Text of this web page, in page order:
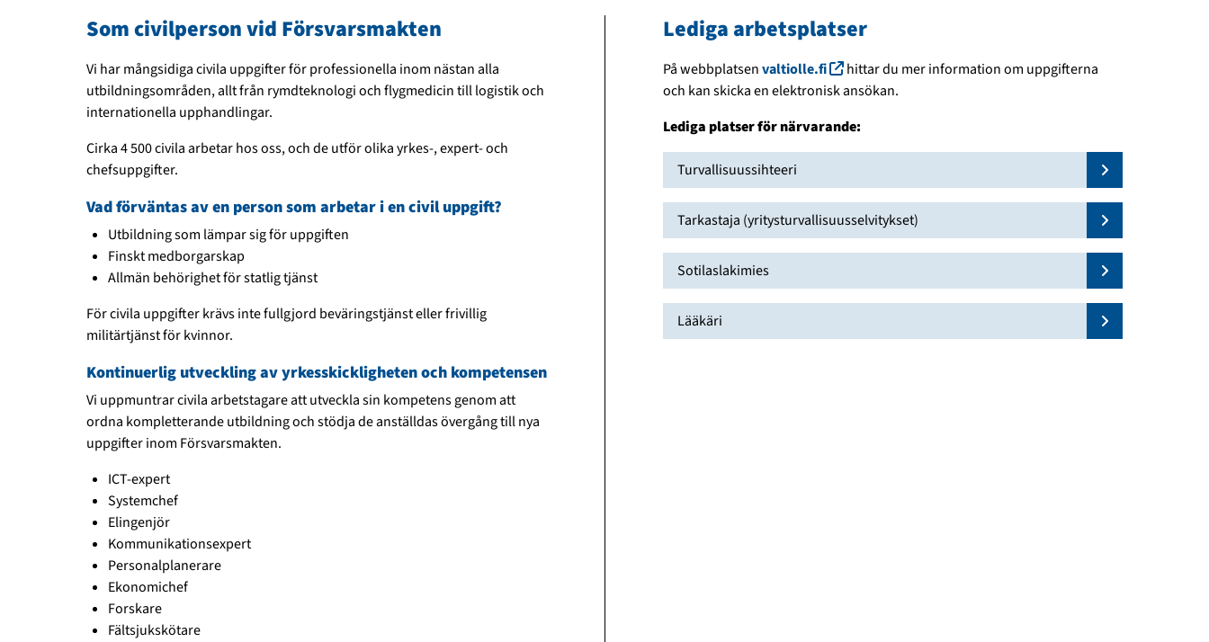
Som civilperson vid Försvarsmakten
Vi har mångsidiga civila uppgifter för professionella inom nästan alla
utbildningsområden, allt från rymdteknologi och flygmedicin till logistik och
internationella upphandlingar.
Cirka 4 500 civila arbetar hos oss, och de utför olika yrkes-, expert- och
chefsuppgifter.
Vad förväntas av en person som arbetar i en civil uppgift?
Utbildning som lämpar sig för uppgiften
Finskt medborgarskap
Allmän behörighet för statlig tjänst
För civila uppgifter krävs inte fullgjord beväringstjänst eller frivillig
militärtjänst för kvinnor.
Kontinuerlig utveckling av yrkesskickligheten och kompetensen
Vi uppmuntrar civila arbetstagare att utveckla sin kompetens genom att
ordna kompletterande utbildning och stödja de anställdas övergång till nya
uppgifter inom Försvarsmakten.
ICT-expert
Systemchef
Elingenjör
Kommunikationsexpert
Personalplanerare
Ekonomichef
Forskare
Fältsjukskötare
Lediga arbetsplatser
På webbplatsenvaltiolle.fi (linkki avautuu uuteen ikkunaan)
hittar du mer information om uppgifterna
och kan skicka en elektronisk ansökan.
Lediga platser för närvarande:
Turvallisuussihteeri Näytä lisää
Tarkastaja (yritysturvallisuusselvitykset) Näytä lisää
Sotilaslakimies Näytä lisää
Lääkäri Näytä lisää